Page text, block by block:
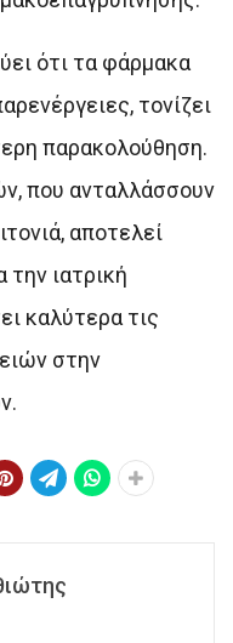
ότι τα φάρμακα
τονίζει
παρακολούθηση.
που ανταλλάσσουν
αποτελεί
την ιατρική
καλύτερα τις
στην